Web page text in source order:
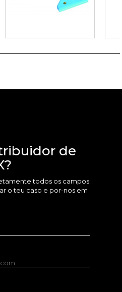
de
todos os campos
o teu caso e por-nos em